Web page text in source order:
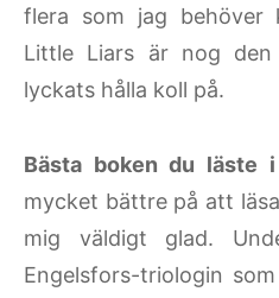
flera som jag
Little Liars är nog
lyckats hålla koll på.
Bästa boken du läste
mycket bättre på att
mig väldigt glad.
Engelsfors-triologin